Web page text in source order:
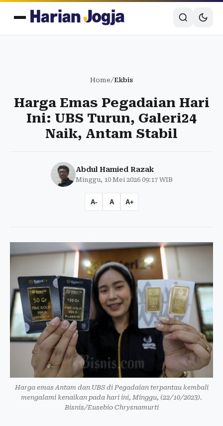
Home/Ekbis
Harga Emas Pegadaian Hari
Ini: UBS Turun, Galeri24
Naik, Antam Stabil
Abdul Hamied Razak
Minggu, 10 Mei 2026 09:17 WIB
A- A A+
Harga emas Antam dan UBS di Pegadaian terpantau kembali
mengalami kenaikan pada hari ini, Minggu, (22/10/2023).
Bisnis/Eusebio Chrysnamurti